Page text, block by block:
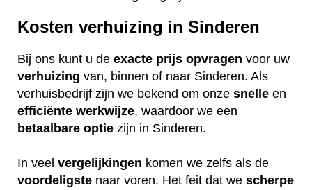
Kosten verhuizing in Sinderen
Bij ons kunt u de exacte prijs opvragen voor uw
verhuizing van, binnen of naar Sinderen. Als
verhuisbedrijf zijn we bekend om onze snelle en
efficiënte werkwijze, waardoor we een
betaalbare optie zijn in Sinderen.
In veel vergelijkingen komen we zelfs als de
voordeligste naar voren. Het feit dat we scherpe